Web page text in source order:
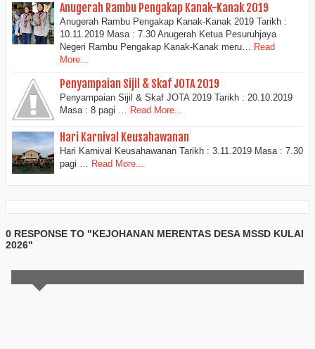
Anugerah Rambu Pengakap Kanak-Kanak 2019
Anugerah Rambu Pengakap Kanak-Kanak 2019 Tarikh :
10.11.2019 Masa : 7.30 Anugerah Ketua Pesuruhjaya
Negeri Rambu Pengakap Kanak-Kanak meru… Read
More...
Penyampaian Sijil & Skaf JOTA 2019
Penyampaian Sijil & Skaf JOTA 2019 Tarikh : 20.10.2019
Masa : 8 pagi …
Read More...
Hari Karnival Keusahawanan
Hari Karnival Keusahawanan Tarikh : 3.11.2019 Masa : 7.30
pagi …
Read More...
0 RESPONSE TO "KEJOHANAN MERENTAS DESA MSSD KULAI
2026"